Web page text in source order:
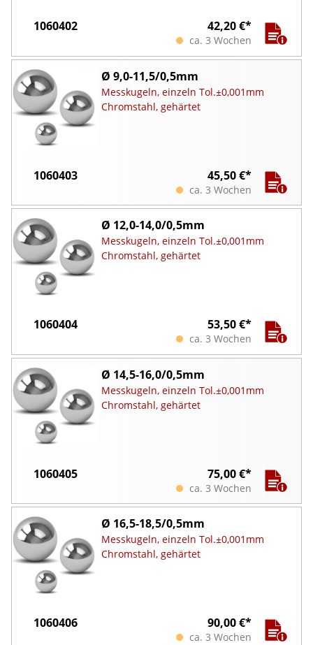
1060402 42,20 €*
ca. 3 Wochen
Ø 9,0-11,5/0,5mm
Messkugeln, einzeln Tol.±0,001mm
Chromstahl, gehärtet
1060403 45,50 €*
ca. 3 Wochen
Ø 12,0-14,0/0,5mm
Messkugeln, einzeln Tol.±0,001mm
Chromstahl, gehärtet
1060404 53,50 €*
ca. 3 Wochen
Ø 14,5-16,0/0,5mm
Messkugeln, einzeln Tol.±0,001mm
Chromstahl, gehärtet
1060405 75,00 €*
ca. 3 Wochen
Ø 16,5-18,5/0,5mm
Messkugeln, einzeln Tol.±0,001mm
Chromstahl, gehärtet
1060406 90,00 €*
ca. 3 Wochen